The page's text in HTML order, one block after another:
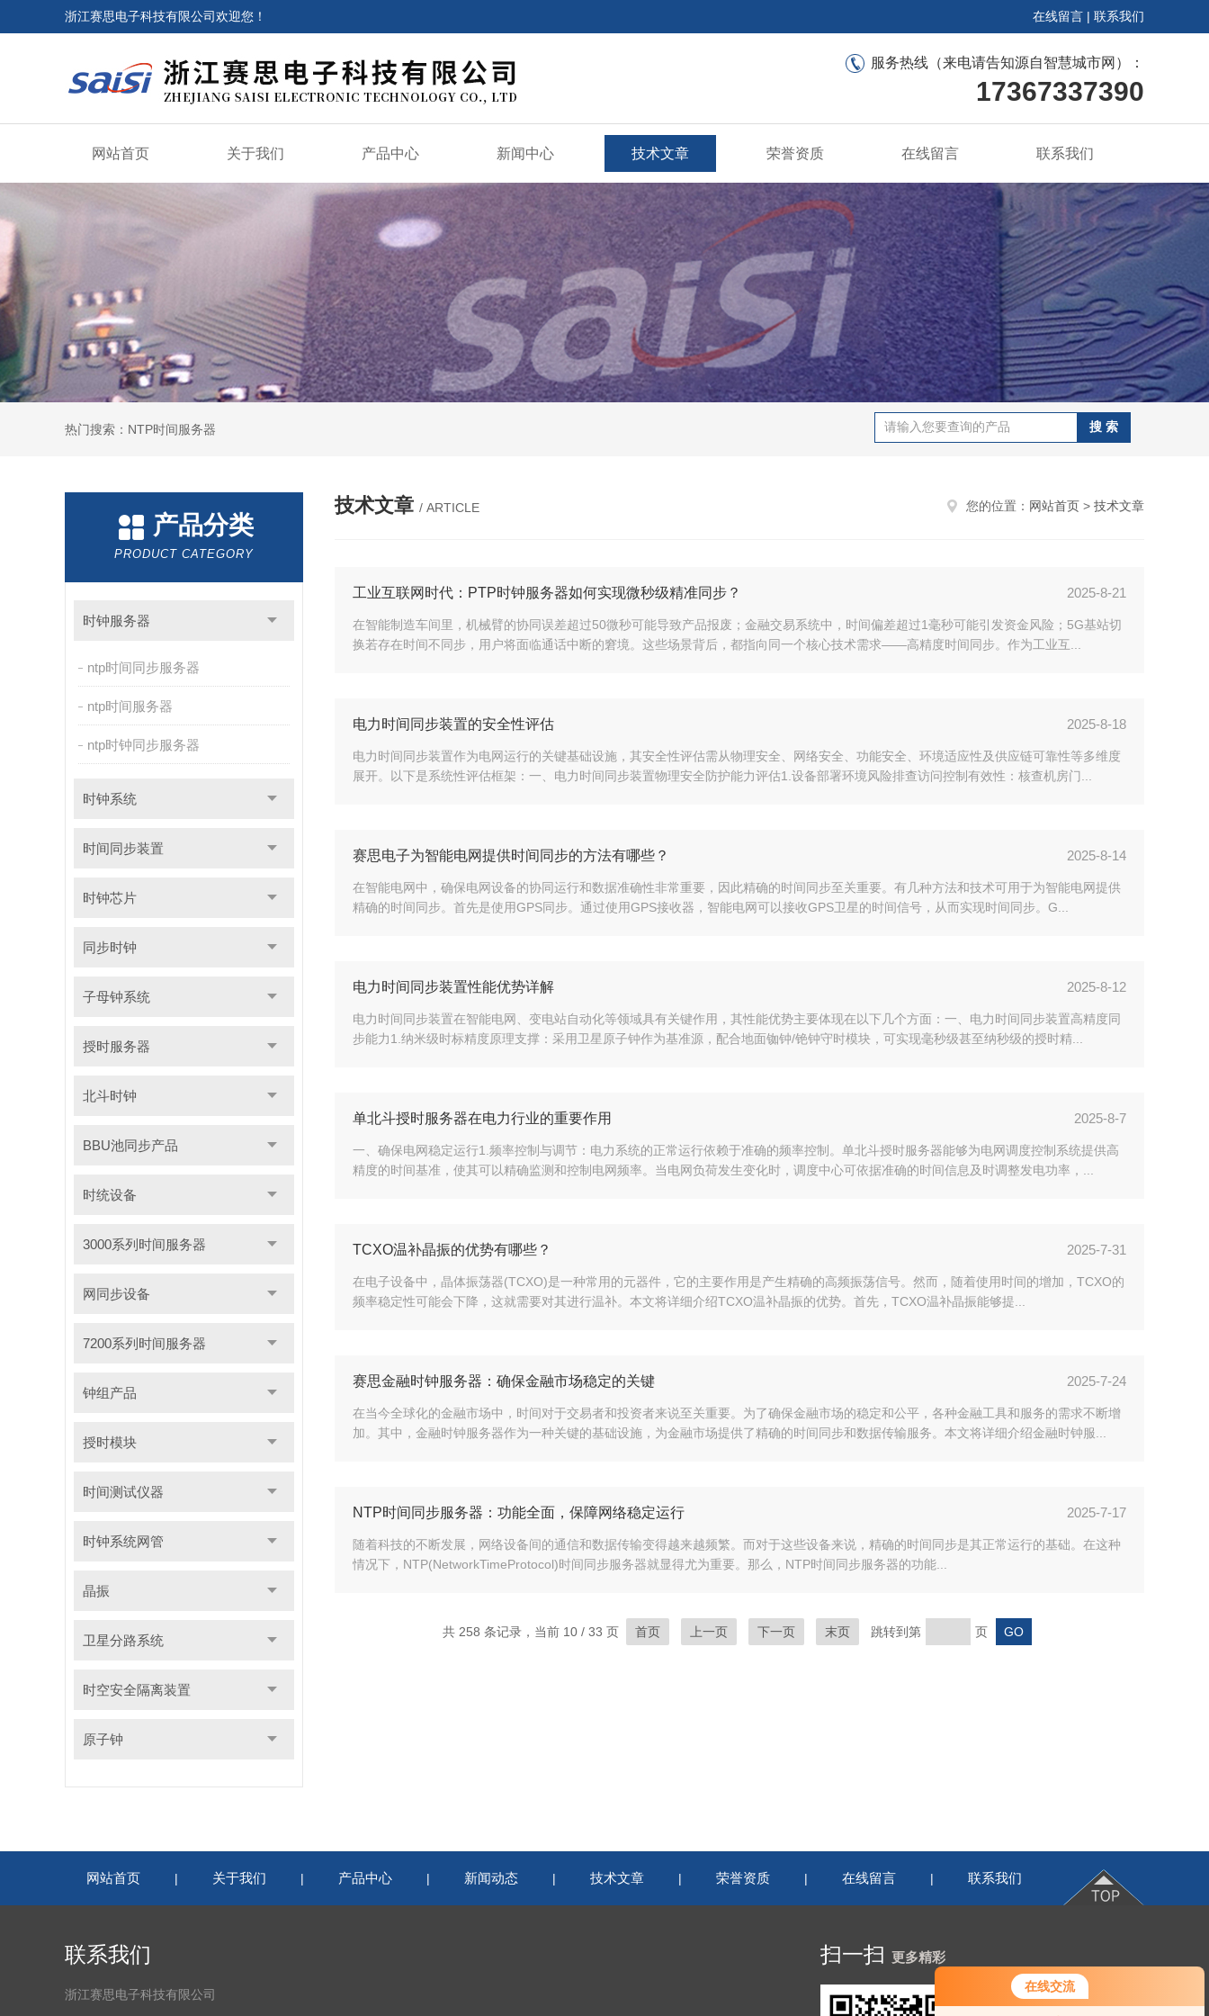
在线交流
浙江赛思电子科技有限公司欢迎您！ 在线留言 | 联系我们
服务热线（来电请告知源自智慧城市网）：
17367337390
网站首页 关于我们 产品中心 新闻中心 技术文章 荣誉资质 在线留言 联系我们
热门搜索：NTP时间服务器
产品分类
PRODUCT CATEGORY
时钟服务器
ntp时间同步服务器
ntp时间服务器
ntp时钟同步服务器
时钟系统
时间同步装置
时钟芯片
同步时钟
子母钟系统
授时服务器
北斗时钟
BBU池同步产品
时统设备
3000系列时间服务器
网同步设备
7200系列时间服务器
钟组产品
授时模块
时间测试仪器
时钟系统网管
晶振
卫星分路系统
时空安全隔离装置
原子钟
技术文章 / ARTICLE 您的位置： 网站首页 > 技术文章
工业互联网时代：PTP时钟服务器如何实现微秒级精准同步？ 2025-8-21
在智能制造车间里，机械臂的协同误差超过50微秒可能导致产品报废；金融交易系统中，时间偏差超过1毫秒可能引发资金风险；5G基站切
换若存在时间不同步，用户将面临通话中断的窘境。这些场景背后，都指向同一个核心技术需求——高精度时间同步。作为工业互...
电力时间同步装置的安全性评估 2025-8-18
电力时间同步装置作为电网运行的关键基础设施，其安全性评估需从物理安全、网络安全、功能安全、环境适应性及供应链可靠性等多维度
展开。以下是系统性评估框架：一、电力时间同步装置物理安全防护能力评估1.设备部署环境风险排查访问控制有效性：核查机房门...
赛思电子为智能电网提供时间同步的方法有哪些？ 2025-8-14
在智能电网中，确保电网设备的协同运行和数据准确性非常重要，因此精确的时间同步至关重要。有几种方法和技术可用于为智能电网提供
精确的时间同步。首先是使用GPS同步。通过使用GPS接收器，智能电网可以接收GPS卫星的时间信号，从而实现时间同步。G...
电力时间同步装置性能优势详解 2025-8-12
电力时间同步装置在智能电网、变电站自动化等领域具有关键作用，其性能优势主要体现在以下几个方面：一、电力时间同步装置高精度同
步能力1.纳米级时标精度原理支撑：采用卫星原子钟作为基准源，配合地面铷钟/铯钟守时模块，可实现毫秒级甚至纳秒级的授时精...
单北斗授时服务器在电力行业的重要作用 2025-8-7
一、确保电网稳定运行1.频率控制与调节：电力系统的正常运行依赖于准确的频率控制。单北斗授时服务器能够为电网调度控制系统提供高
精度的时间基准，使其可以精确监测和控制电网频率。当电网负荷发生变化时，调度中心可依据准确的时间信息及时调整发电功率，...
TCXO温补晶振的优势有哪些？ 2025-7-31
在电子设备中，晶体振荡器(TCXO)是一种常用的元器件，它的主要作用是产生精确的高频振荡信号。然而，随着使用时间的增加，TCXO的
频率稳定性可能会下降，这就需要对其进行温补。本文将详细介绍TCXO温补晶振的优势。首先，TCXO温补晶振能够提...
赛思金融时钟服务器：确保金融市场稳定的关键 2025-7-24
在当今全球化的金融市场中，时间对于交易者和投资者来说至关重要。为了确保金融市场的稳定和公平，各种金融工具和服务的需求不断增
加。其中，金融时钟服务器作为一种关键的基础设施，为金融市场提供了精确的时间同步和数据传输服务。本文将详细介绍金融时钟服...
NTP时间同步服务器：功能全面，保障网络稳定运行 2025-7-17
随着科技的不断发展，网络设备间的通信和数据传输变得越来越频繁。而对于这些设备来说，精确的时间同步是其正常运行的基础。在这种
情况下，NTP(NetworkTimeProtocol)时间同步服务器就显得尤为重要。那么，NTP时间同步服务器的功能...
共 258 条记录，当前 10 / 33 页 首页 上一页 下一页 末页 跳转到第 页
网站首页 | 关于我们 | 产品中心 | 新闻动态 | 技术文章 | 荣誉资质 | 在线留言 | 联系我们
联系我们
浙江赛思电子科技有限公司
扫一扫 更多精彩